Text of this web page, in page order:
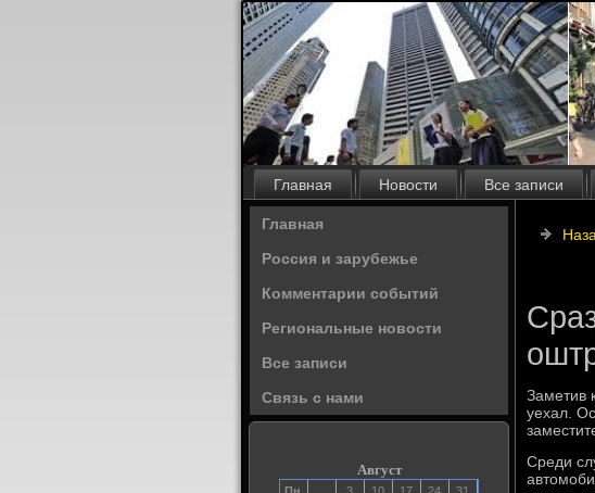
Главная Новости Все записи
Главная
Россия и зарубежье
Комментарии событий
Региональные новости
Все записи
Связь с нами
Август
Заметив
уехал.
Среди